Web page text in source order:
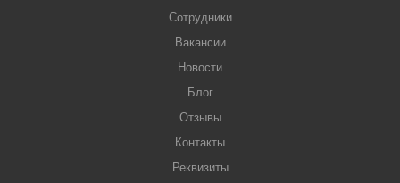
Сотрудники
Вакансии
Новости
Блог
Отзывы
Контакты
Реквизиты